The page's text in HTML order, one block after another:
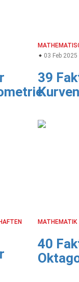
03 Feb 2025
39
Kurven
MATHEMATIK
40